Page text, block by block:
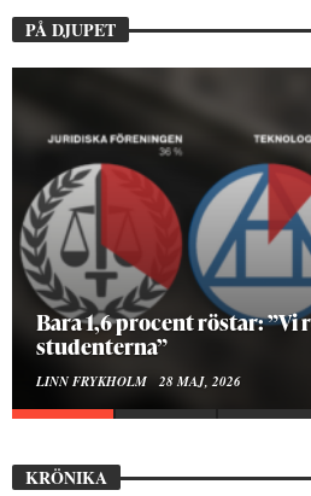
PÅ DJUPET
Bara 1,6 procent röstar: ”Vi
studenterna”
LINN FRYKHOLM 28 MAJ, 2026
KRÖNIKA